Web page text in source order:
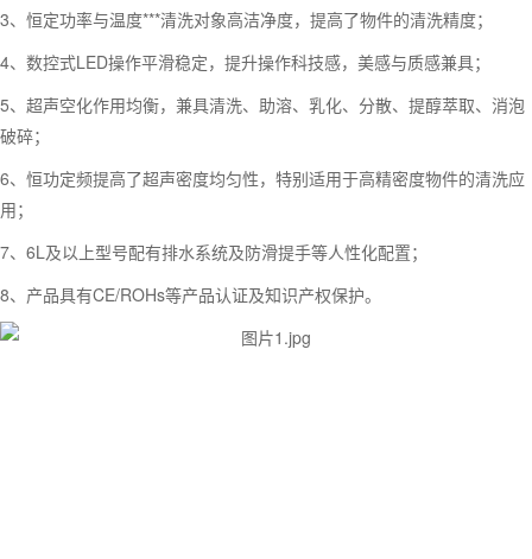
3、恒定功率与温度***清洗对象高洁净度，提高了物件的清洗精度；
4、数控式LED操作平滑稳定，提升操作科技感，美感与质感兼具；
5、超声空化作用均衡，兼具清洗、助溶、乳化、分散、提醇萃取、消泡
破碎；
6、恒功定频提高了超声密度均匀性，特别适用于高精密度物件的清洗应
用；
7、6L及以上型号配有排水系统及防滑提手等人性化配置；
8、产品具有CE/ROHs等产品认证及知识产权保护。